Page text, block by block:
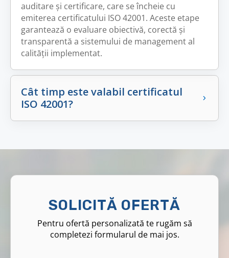
auditare și certificare, care se încheie cu
emiterea certificatului ISO 42001. Aceste etape
garantează o evaluare obiectivă, corectă și
transparentă a sistemului de management al
calității implementat.
Cât timp este valabil certificatul
ISO 42001?
SOLICITĂ OFERTĂ
Pentru ofertă personalizată te rugăm să
completezi formularul de mai jos.